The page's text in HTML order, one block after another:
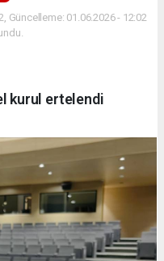
Güncelleme: 01.06.2026 - 12:02
kurul ertelendi